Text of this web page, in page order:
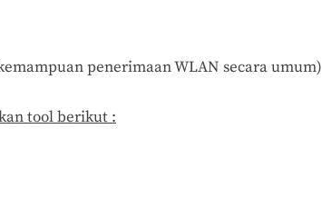
penerimaan WLAN secara umum)
tool berikut :